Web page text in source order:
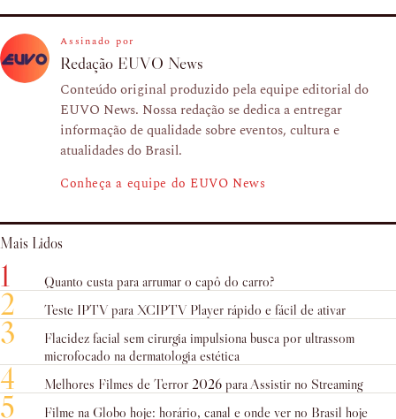
Assinado por
Redação EUVO News
Conteúdo original produzido pela equipe editorial do
EUVO News. Nossa redação se dedica a entregar
informação de qualidade sobre eventos, cultura e
atualidades do Brasil.
Conheça a equipe do EUVO News
Mais Lidos
1 Quanto custa para arrumar o capô do carro?
2 Teste IPTV para XCIPTV Player rápido e fácil de ativar
3
Flacidez facial sem cirurgia impulsiona busca por ultrassom
microfocado na dermatologia estética
4 Melhores Filmes de Terror 2026 para Assistir no Streaming
5 Filme na Globo hoje: horário, canal e onde ver no Brasil hoje